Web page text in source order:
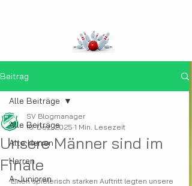
Beitrag
Alle Beiträge
Alte Herren
Herren
A-Junioren
Alle Beiträge
Unsere Männer sind im
Finale
SV Blogmanager
16. Dez. 2025 1 Min. Lesezeit
Einen spielerisch starken Auftritt legten unsere